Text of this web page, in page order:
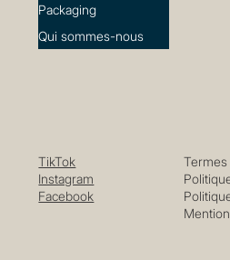
Packaging
Qui sommes-nous
TikTok
Instagram
Facebook